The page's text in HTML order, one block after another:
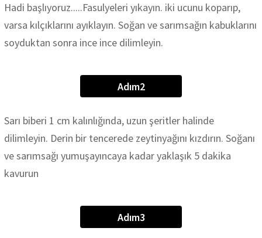
Hadi başlıyoruz.....Fasulyeleri yıkayın. iki ucunu koparıp,
varsa kılçıklarını ayıklayın. Soğan ve sarımsağın kabuklarını
soyduktan sonra ince ince dilimleyin.
Adım2
Sarı biberi 1 cm kalınlığında, uzun şeritler halinde
dilimleyin. Derin bir tencerede zeytinyağını kızdırın. Soğanı
ve sarımsağı yumuşayıncaya kadar yaklaşık 5 dakika
kavurun
Adım3